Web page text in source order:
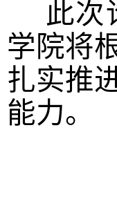
此次
学院将
扎实推
能力。